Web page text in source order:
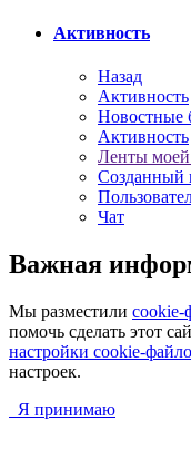
Активность
Назад
Активность
Новостные
Активность
Ленты моей
Созданный
Чат
Важная
Мы разместили cookie-
помочь сделать этот
настройки cookie-
настроек.
Я принимаю